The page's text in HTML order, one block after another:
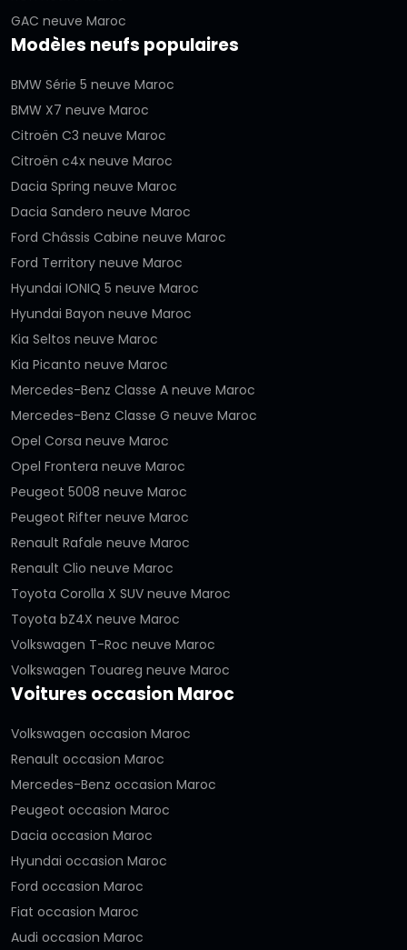
GAC neuve Maroc
Modèles neufs populaires
BMW Série 5 neuve Maroc
BMW X7 neuve Maroc
Citroën C3 neuve Maroc
Citroën c4x neuve Maroc
Dacia Spring neuve Maroc
Dacia Sandero neuve Maroc
Ford Châssis Cabine neuve Maroc
Ford Territory neuve Maroc
Hyundai IONIQ 5 neuve Maroc
Hyundai Bayon neuve Maroc
Kia Seltos neuve Maroc
Kia Picanto neuve Maroc
Mercedes-Benz Classe A neuve Maroc
Mercedes-Benz Classe G neuve Maroc
Opel Corsa neuve Maroc
Opel Frontera neuve Maroc
Peugeot 5008 neuve Maroc
Peugeot Rifter neuve Maroc
Renault Rafale neuve Maroc
Renault Clio neuve Maroc
Toyota Corolla X SUV neuve Maroc
Toyota bZ4X neuve Maroc
Volkswagen T-Roc neuve Maroc
Volkswagen Touareg neuve Maroc
Voitures occasion Maroc
Volkswagen occasion Maroc
Renault occasion Maroc
Mercedes-Benz occasion Maroc
Peugeot occasion Maroc
Dacia occasion Maroc
Hyundai occasion Maroc
Ford occasion Maroc
Fiat occasion Maroc
Audi occasion Maroc